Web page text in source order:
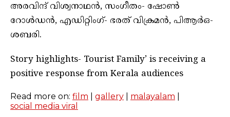
അരവിന്ദ് വിശ്വനാഥൻ, സംഗീതം- ഷോൺ
റോൾഡൻ, എഡിറ്റിംഗ്- ഭരത് വിക്രമൻ, പിആർഒ-
ശബരി.
Story highlights- Tourist Family’ is receiving a
positive response from Kerala audiences
Read more on: film gallery malayalam
social media viral